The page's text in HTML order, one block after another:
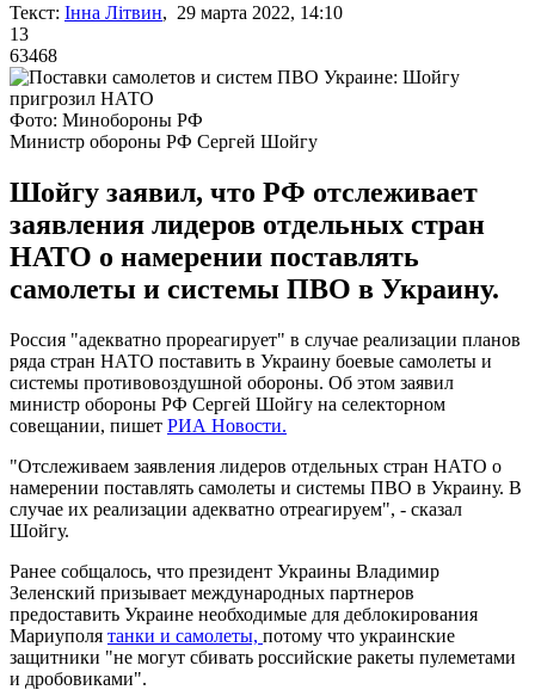
Текст: Інна Літвин, 29 марта 2022, 14:10
13
63468
Фото: Минобороны РФ
Министр обороны РФ Сергей Шойгу
Шойгу заявил, что РФ отслеживает
заявления лидеров отдельных стран
НАТО о намерении поставлять
самолеты и системы ПВО в Украину.
Россия "адекватно прореагирует" в случае реализации планов
ряда стран НАТО поставить в Украину боевые самолеты и
системы противовоздушной обороны. Об этом заявил
министр обороны РФ Сергей Шойгу на селекторном
совещании, пишет РИА Новости.
"Отслеживаем заявления лидеров отдельных стран НАТО о
намерении поставлять самолеты и системы ПВО в Украину. В
случае их реализации адекватно отреагируем", - сказал
Шойгу.
Ранее собщалось, что президент Украины Владимир
Зеленский призывает международных партнеров
предоставить Украине необходимые для деблокирования
Мариуполя танки и самолеты, потому что украинские
защитники "не могут сбивать российские ракеты пулеметами
и дробовиками".